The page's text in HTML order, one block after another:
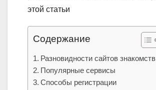
этой статьи
Содержание
Разновидности сайтов знакомств
Популярные сервисы
Способы регистрации